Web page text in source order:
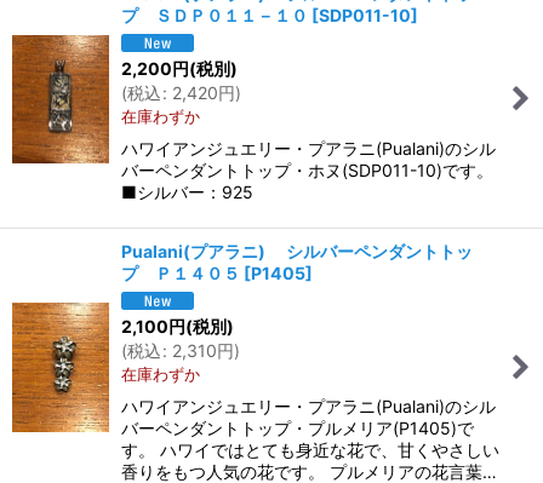
プ ＳＤＰ０１１－１０ [SDP011-10]
2,200円(税別)
(税込: 2,420円)
在庫わずか
ハワイアンジュエリー・プアラニ(Pualani)のシル
バーペンダントトップ・ホヌ(SDP011-10)です。
■シルバー：925
Pualani(プアラニ) シルバーペンダントトッ
プ Ｐ１４０５ [P1405]
2,100円(税別)
(税込: 2,310円)
在庫わずか
ハワイアンジュエリー・プアラニ(Pualani)のシル
バーペンダントトップ・プルメリア(P1405)で
す。 ハワイではとても身近な花で、甘くやさしい
香りをもつ人気の花です。 プルメリアの花言葉…